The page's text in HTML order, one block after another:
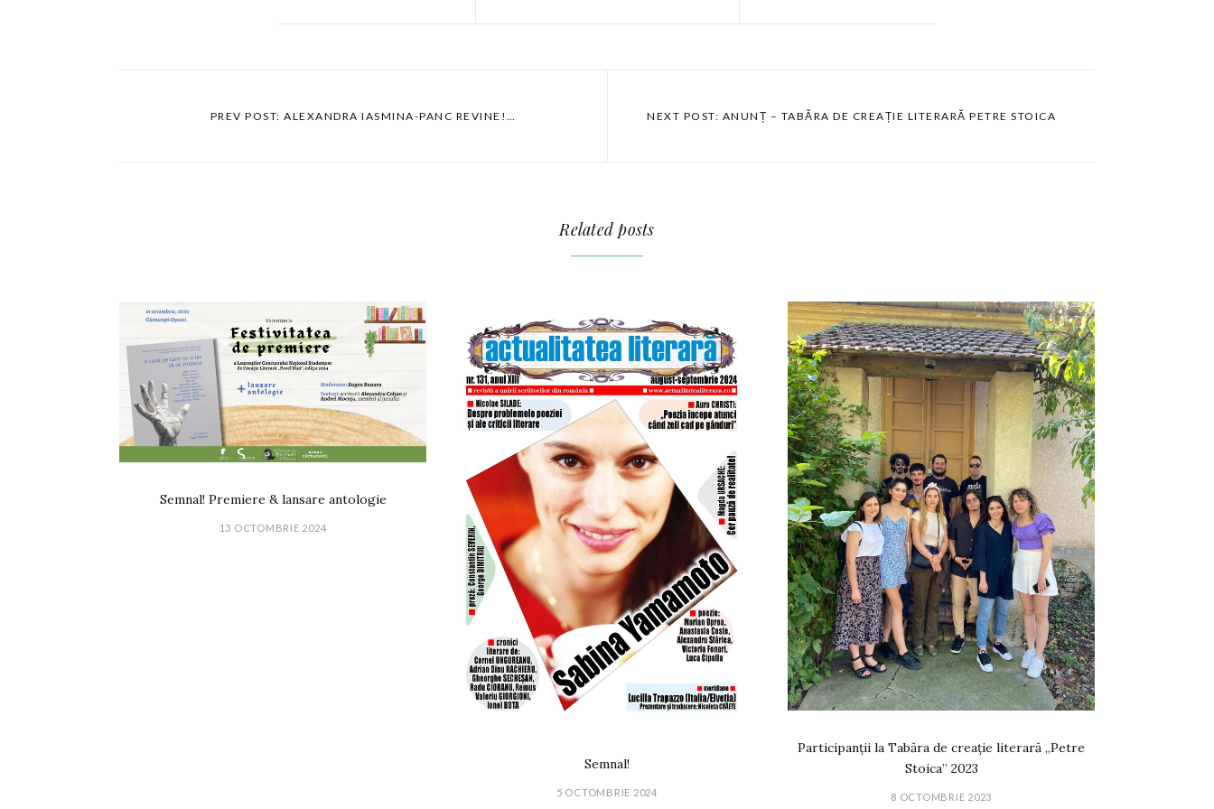
PREV POST: ALEXANDRA IASMINA-PANC REVINE!… NEXT POST: ANUNȚ – TABĂRA DE CREAȚIE LITERARĂ PETRE STOICA
Related posts
Semnal! Premiere & lansare antologie
13 OCTOMBRIE 2024
Semnal!
5 OCTOMBRIE 2024
Participanții la Tabăra de creație literară „Petre
Stoica” 2023
8 OCTOMBRIE 2023